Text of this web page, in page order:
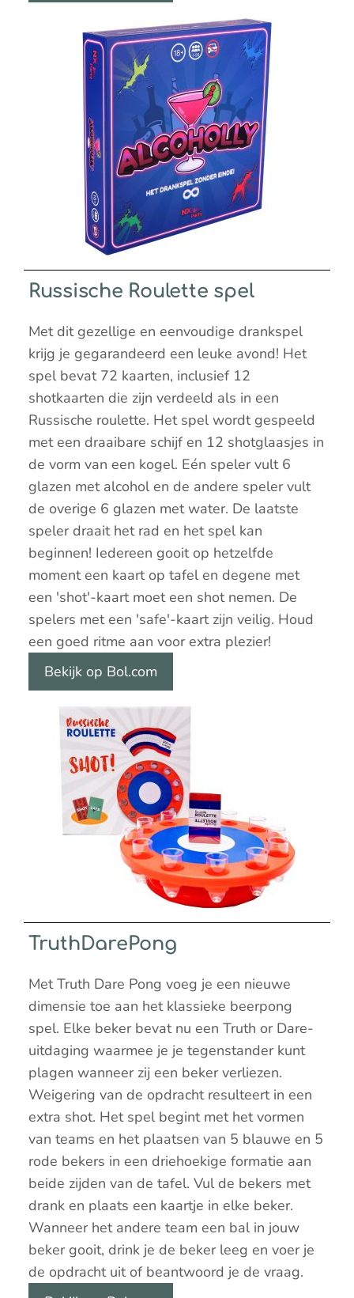
Russische Roulette spel
Met dit gezellige en eenvoudige drankspel
krijg je gegarandeerd een leuke avond! Het
spel bevat 72 kaarten, inclusief 12
shotkaarten die zijn verdeeld als in een
Russische roulette. Het spel wordt gespeeld
met een draaibare schijf en 12 shotglaasjes in
de vorm van een kogel. Eén speler vult 6
glazen met alcohol en de andere speler vult
de overige 6 glazen met water. De laatste
speler draait het rad en het spel kan
beginnen! Iedereen gooit op hetzelfde
moment een kaart op tafel en degene met
een 'shot'-kaart moet een shot nemen. De
spelers met een 'safe'-kaart zijn veilig. Houd
een goed ritme aan voor extra plezier!
Bekijk op Bol.com
TruthDarePong
Met Truth Dare Pong voeg je een nieuwe
dimensie toe aan het klassieke beerpong
spel. Elke beker bevat nu een Truth or Dare-
uitdaging waarmee je je tegenstander kunt
plagen wanneer zij een beker verliezen.
Weigering van de opdracht resulteert in een
extra shot. Het spel begint met het vormen
van teams en het plaatsen van 5 blauwe en 5
rode bekers in een driehoekige formatie aan
beide zijden van de tafel. Vul de bekers met
drank en plaats een kaartje in elke beker.
Wanneer het andere team een bal in jouw
beker gooit, drink je de beker leeg en voer je
de opdracht uit of beantwoord je de vraag.